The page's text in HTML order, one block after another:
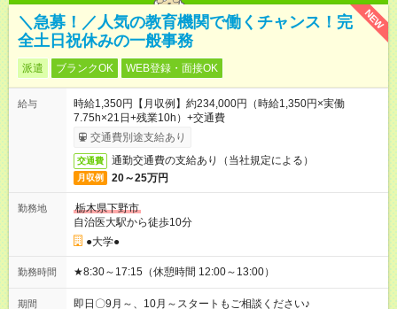
NEW
＼急募！／人気の教育機関で働くチャンス！完
全土日祝休みの一般事務
派遣 ブランクOK WEB登録・面接OK
給与
時給1,350円【月収例】約234,000円（時給1,350円×実働
7.75h×21日+残業10h）+交通費
交通費別途支給あり
交通費 通勤交通費の支給あり（当社規定による）
月収例 20～25万円
勤務地
栃木県下野市
自治医大駅から徒歩10分
●大学●
勤務時間 ★8:30～17:15（休憩時間 12:00～13:00）
期間 即日〇9月～、10月～スタートもご相談ください♪